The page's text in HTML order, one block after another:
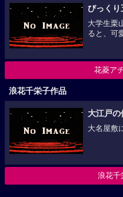
びっくり
大学生栗
ると、可
花菱ア
浪花千栄子作品
大江戸の
大名屋敷
浪花千